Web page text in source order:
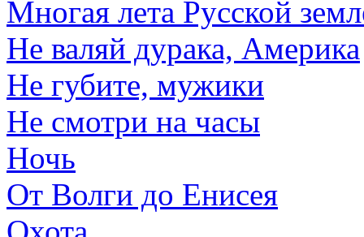
Многая лета Русской
Не валяй дурака, Америка
Не губите, мужики
Не смотри на часы
Ночь
От Волги до Енисея